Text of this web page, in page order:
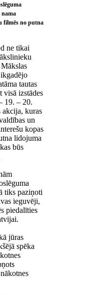
nama
filmēs no putna
ne tikai
tautas
visā izstādes
19. – 20.
akcija, kuras
un
kopas
lidojuma
būs
tiks paziņoti
ieguvēji,
piedalīties
jūras
spēka